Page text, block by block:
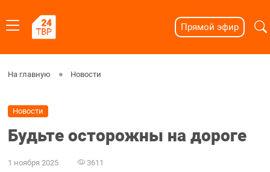
Прямой эфир
На главную Новости
Новости
Будьте осторожны на дороге
1 ноября 2025 3611